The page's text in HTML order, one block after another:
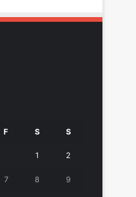
F S S
1 2
7 8 9